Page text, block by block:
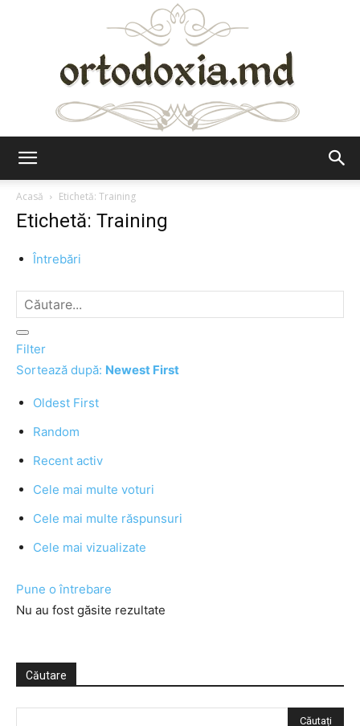
Acasă
Etichetă: Training
Etichetă: Training
Întrebări
Filter
Sortează după: Newest First
Oldest First
Random
Recent activ
Cele mai multe voturi
Cele mai multe răspunsuri
Cele mai vizualizate
Pune o întrebare
Nu au fost găsite rezultate
Căutare